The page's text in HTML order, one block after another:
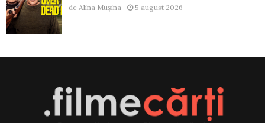
de Alina Mușina 5 august 2026